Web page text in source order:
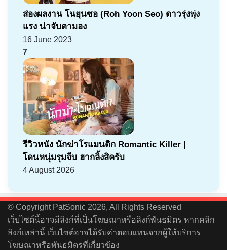
ส่องผลงาน โนยุนซอ (Roh Yoon Seo) ดาวรุ่งพุ่ง
แรง น่าจับตามอง
16 June 2023
7
รีวิวหนัง นักฆ่าโรแมนติก Romantic Killer |
โดนหนุ่มรุมจีบ ฮากลิ้งสิครับ
4 August 2026
© Copyright PatSonic 2026, All Rights Reserved
เว็บไซต์นี้อาจมีลิงก์ที่เป็นโฆษณาหรือลิงก์พันธมิตร หากคลิก
ลิงก์เหล่านี้ เว็บไซต์อาจได้รับค่าตอบแทนจากผู้ให้บริการ
โฆษณาหรือพันธมิตรที่เกี่ยวข้อง